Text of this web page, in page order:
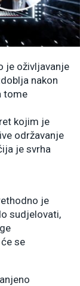
je oživljavanje
nakon
tome
kojim je
održavanje
je svrha
je
sudjelovati,
se